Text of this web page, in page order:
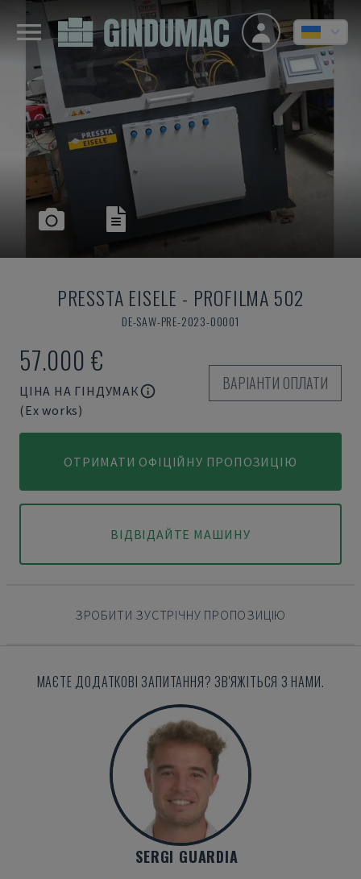
PRESSTA EISELE - PROFILMA 502
DE-SAW-PRE-2023-00001
57.000 €
ЦІНА НА ГІНДУМАК
(Ex works)
ВАРІАНТИ ОПЛАТИ
ОТРИМАТИ ОФІЦІЙНУ ПРОПОЗИЦІЮ
ВІДВІДАЙТЕ МАШИНУ
ЗРОБИТИ ЗУСТРІЧНУ ПРОПОЗИЦІЮ
МАЄТЕ ДОДАТКОВІ ЗАПИТАННЯ? ЗВ'ЯЖІТЬСЯ З НАМИ.
SERGI GUARDIA